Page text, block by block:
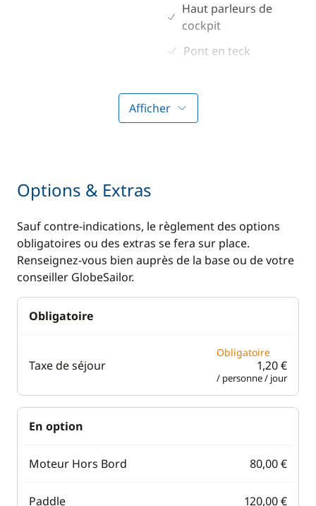
Haut parleurs de
cockpit
Pont en teck
Lecteur de cartes
Loch - Speedo
Pilote automatique
Sondeur
VHF
Divers
Cuisinière
Eau chaude
Afficher
Options & Extras
Sauf contre-indications, le règlement des options
obligatoires ou des extras se fera sur place.
Renseignez-vous bien auprès de la base ou de votre
conseiller GlobeSailor.
Obligatoire
Taxe de séjour
Obligatoire
1,20 €
/ personne / jour
En option
Moteur Hors Bord 80,00 €
Paddle 120,00 €